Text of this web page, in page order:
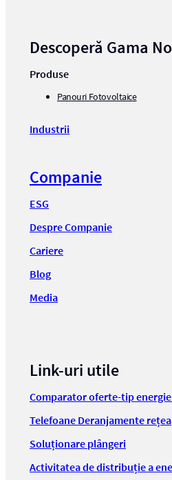
Descoperă Gama
Produse
Panouri Fotovoltaice
Industrii
Companie
ESG
Despre Companie
Cariere
Blog
Media
Link-uri utile
Comparator oferte-tip
Telefoane Deranjamente rețea
Soluționare plângeri
Activitatea de distribuție a